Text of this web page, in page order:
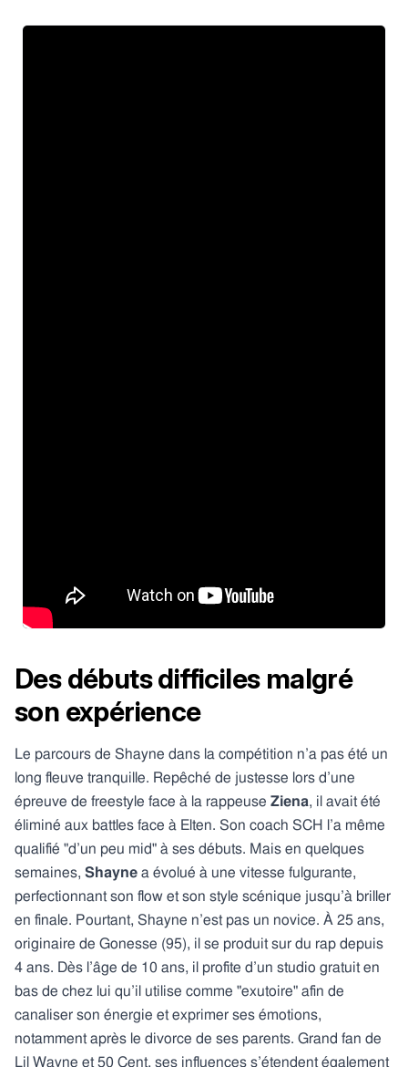
Des débuts difficiles malgré
son expérience
Le parcours de Shayne dans la compétition n’a pas été un
long fleuve tranquille. Repêché de justesse lors d’une
épreuve de freestyle face à la rappeuse Ziena, il avait été
éliminé aux battles face à Elten. Son coach SCH l’a même
qualifié "d’un peu mid" à ses débuts. Mais en quelques
semaines, Shayne a évolué à une vitesse fulgurante,
perfectionnant son flow et son style scénique jusqu’à briller
en finale. Pourtant, Shayne n’est pas un novice. À 25 ans,
originaire de Gonesse (95), il se produit sur du rap depuis
4 ans. Dès l’âge de 10 ans, il profite d’un studio gratuit en
bas de chez lui qu’il utilise comme "exutoire" afin de
canaliser son énergie et exprimer ses émotions,
notamment après le divorce de ses parents. Grand fan de
Lil Wayne et 50 Cent, ses influences s’étendent également